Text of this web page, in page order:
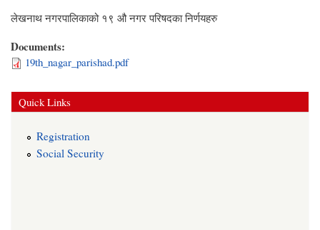
लेखनाथ नगरपालिकाको १९ औ नगर परिषदका निर्णयहरु
Documents:
19th_nagar_parishad.pdf
Quick Links
Registration
Social Security